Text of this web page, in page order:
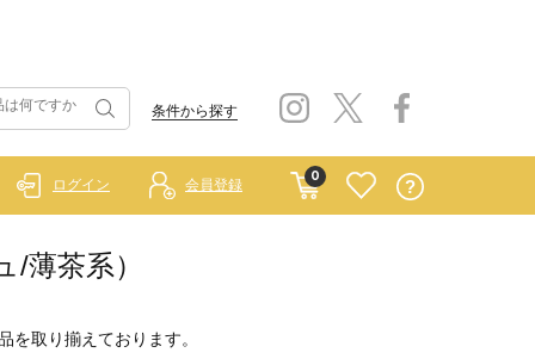
条件から探す
0
ログイン 会員登録
薄茶系）
を取り揃えております。